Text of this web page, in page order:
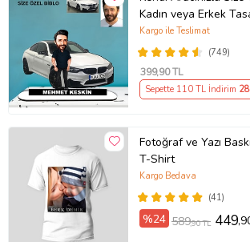
Kadın veya Erkek
Biblo , Babalar Günü
Erkeğe Hediye, Rent
(749)
Kargo ile Teslimat
399,90 TL
Sepette 110 TL İndirim
Fotoğraf ve Yazı
T-Shirt
(41)
Kargo Bedava
%24 589,90 TL 449